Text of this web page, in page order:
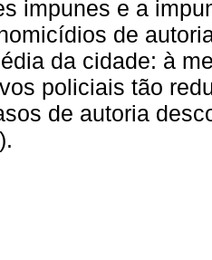
impunes e a
de
da cidade: à
policiais tão
de autoria
).